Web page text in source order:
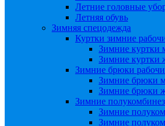
Летние головные
Летняя обувь
Зимняя спецодежда
Куртки зимние
Зимние куртки
Зимние куртки
Зимние брюки
Зимние брюки
Зимние брюки
Зимние
Зимние
Зимние